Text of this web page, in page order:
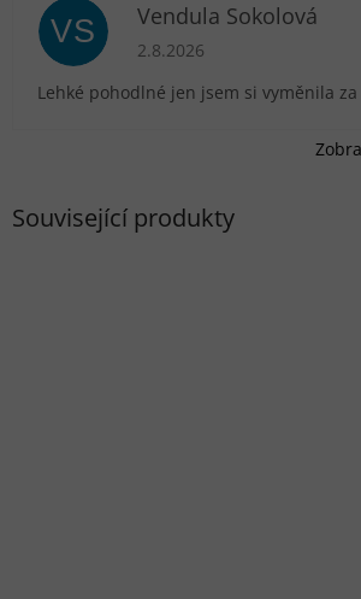
Související produkty
VS Vendula Sokolová
Hodnocení obchodu je 5 z 5
2.8.2026
Lehké pohodlné jen jsem si vyměnila